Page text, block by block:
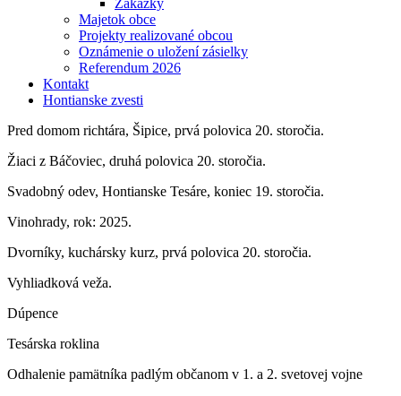
Zákazky
Majetok obce
Projekty realizované obcou
Oznámenie o uložení zásielky
Referendum 2026
Kontakt
Hontianske zvesti
Pred domom richtára, Šipice, prvá polovica 20. storočia.
Žiaci z Báčoviec, druhá polovica 20. storočia.
Svadobný odev, Hontianske Tesáre, koniec 19. storočia.
Vinohrady, rok: 2025.
Dvorníky, kuchársky kurz, prvá polovica 20. storočia.
Vyhliadková veža.
Dúpence
Tesárska roklina
Odhalenie pamätníka padlým občanom v 1. a 2. svetovej vojne